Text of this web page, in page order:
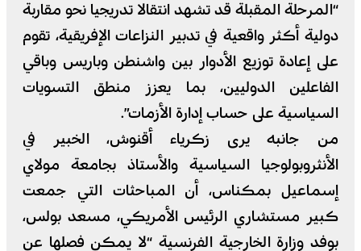
“المرحلة المقبلة قد تشهد انتقالا تدريجيا نحو مقاربة
دولية أكثر واقعية في تدبير النزاعات الإفريقية، تقوم
على إعادة توزيع الأدوار بين واشنطن وباريس وباقي
الفاعلين الدوليين، بما يعزز منطق التسويات
السياسية على حساب إدارة الأزمات”.
من جانبه يرى زكرياء أقنوش، الخبير في
الأنثروبولوجيا السياسية والأستاذ بجامعة مولاي
إسماعيل بمكناس، أن المباحثات التي جمعت
كبير مستشاري الرئيس الأمريكي، مسعد بولس،
بوفد وزارة الخارجية الفرنسية “لا يمكن فصلها عن